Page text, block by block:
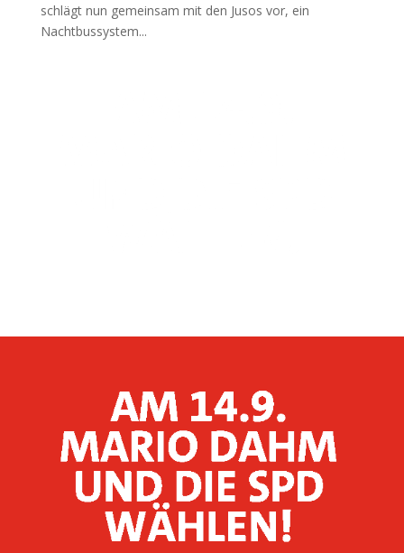
schlägt nun gemeinsam mit den Jusos vor, ein
Nachtbussystem...